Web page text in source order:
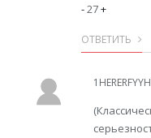
-27+
ОТВЕТИТЬ